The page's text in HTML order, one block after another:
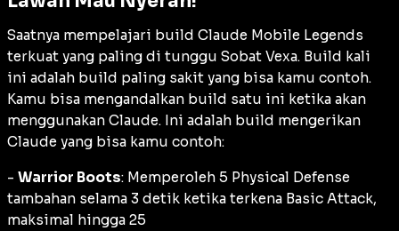
Saatnya mempelajari build Claude Mobile Legends
terkuat yang paling di tunggu Sobat Vexa. Build kali
ini adalah build paling sakit yang bisa kamu contoh.
Kamu bisa mengandalkan build satu ini ketika akan
menggunakan Claude. Ini adalah build mengerikan
Claude yang bisa kamu contoh:
- Warrior Boots: Memperoleh 5 Physical Defense
tambahan selama 3 detik ketika terkena Basic Attack,
maksimal hingga 25